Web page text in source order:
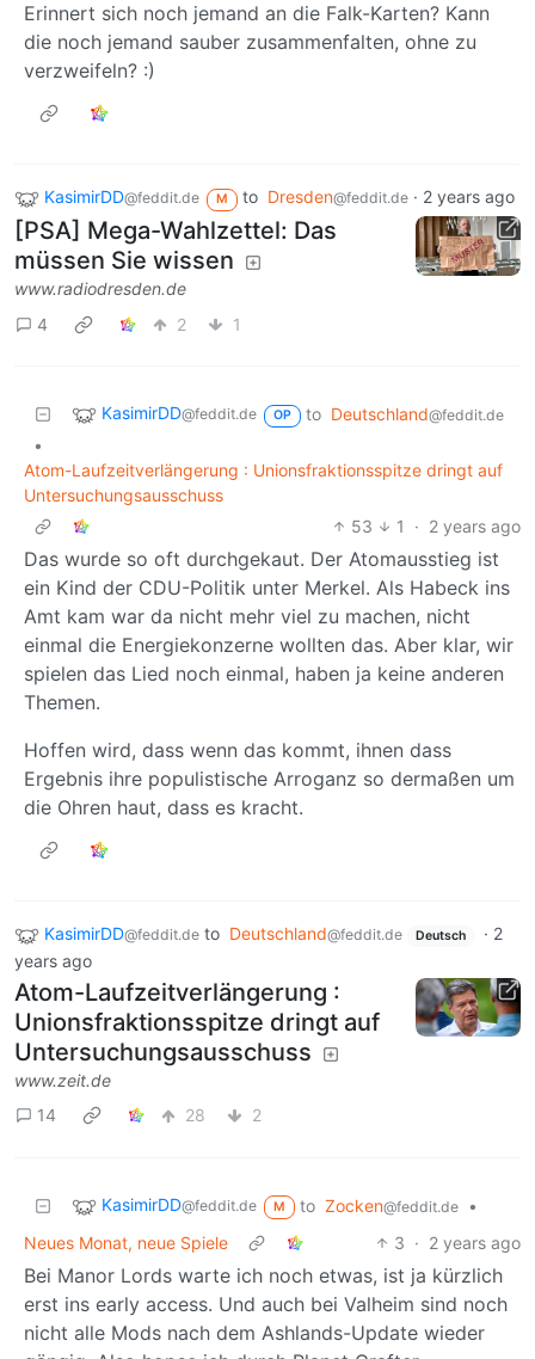
Erinnert sich noch jemand an die Falk-Karten? Kann
die noch jemand sauber zusammenfalten, ohne zu
verzweifeln? :)
KasimirDD@feddit.de M to Dresden@feddit.de· 2 years ago
[PSA] Mega-Wahlzettel: Das
müssen Sie wissen
www.radiodresden.de
4
2 1
KasimirDD@feddit.de OP to Deutschland@feddit.de
•
Atom-Laufzeitverlängerung : Unionsfraktionsspitze dringt auf
Untersuchungsausschuss
53
1 · 2 years ago
Das wurde so oft durchgekaut. Der Atomausstieg ist
ein Kind der CDU-Politik unter Merkel. Als Habeck ins
Amt kam war da nicht mehr viel zu machen, nicht
einmal die Energiekonzerne wollten das. Aber klar, wir
spielen das Lied noch einmal, haben ja keine anderen
Themen.
Hoffen wird, dass wenn das kommt, ihnen dass
Ergebnis ihre populistische Arroganz so dermaßen um
die Ohren haut, dass es kracht.
KasimirDD@feddit.de to Deutschland@feddit.de Deutsch · 2
years ago
Atom-Laufzeitverlängerung :
Unionsfraktionsspitze dringt auf
Untersuchungsausschuss
www.zeit.de
14
28 2
KasimirDD@feddit.de M to Zocken@feddit.de
•
Neues Monat, neue Spiele
3 · 2 years ago
Bei Manor Lords warte ich noch etwas, ist ja kürzlich
erst ins early access. Und auch bei Valheim sind noch
nicht alle Mods nach dem Ashlands-Update wieder